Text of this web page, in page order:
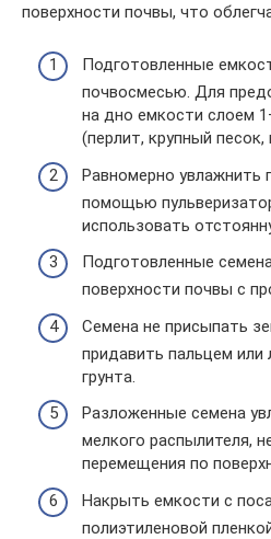
поверхности почвы, что
Подготовленные
почвосмесью. Для
на дно емкости слоем
(перлит, крупный песок,
Равномерно увлажнить
помощью
использовать
Подготовленные
поверхности почвы с
Семена не присыпать
придавить пальцем или
грунта.
Разложенные семена
мелкого распылителя,
перемещения по
Накрыть емкости с
полиэтиленовой